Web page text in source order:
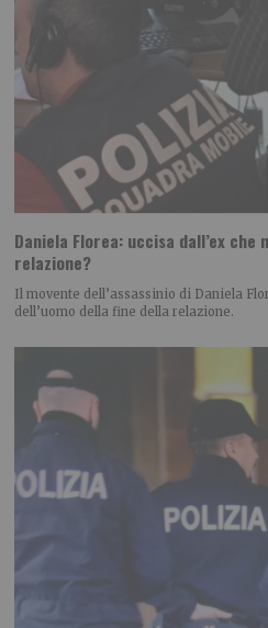
Daniela Florea: uccisa dall’ex
relazione?
Il movente dell’assassinio di Daniela
dell’uomo della fine della relazione.